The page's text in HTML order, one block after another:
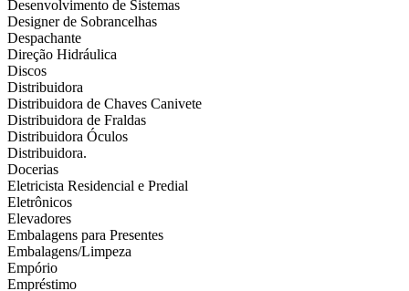
Desenvolvimento de Sistemas
Designer de Sobrancelhas
Despachante
Direção Hidráulica
Discos
Distribuidora
Distribuidora de Chaves Canivete
Distribuidora de Fraldas
Distribuidora Óculos
Distribuidora.
Docerias
Eletricista Residencial e Predial
Eletrônicos
Elevadores
Embalagens para Presentes
Embalagens/Limpeza
Empório
Empréstimo